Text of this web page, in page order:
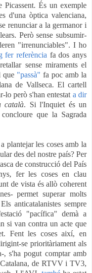
És un exemple
d'una òptica valenciana,
renunciar a la germanor i
Però sense subsumir-
"irrenunciables". I ho
fer referència fa dos anys
sense miraments el
que "passà" fa poc amb la
de Vallseca. El cartell
lo però s'han entestat a dir
català. Si l'Inquiet és un
que la Sagrada
plantejar les coses amb la
des del nostre país? Per
de construcció del País
fer les coses en clau
de vista és allò coherent
permet superar molts
anticatalanistes sempre
"pacífica" demà a
si van contra un acte que
Fent les coses així, en
se prioritàriament als
, s'ha pogut comptar amb
de RTVV i TV3,